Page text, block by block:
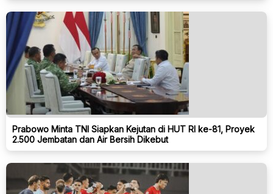
Prabowo Minta TNI Siapkan Kejutan di HUT RI ke-81, Proyek
2.500 Jembatan dan Air Bersih Dikebut